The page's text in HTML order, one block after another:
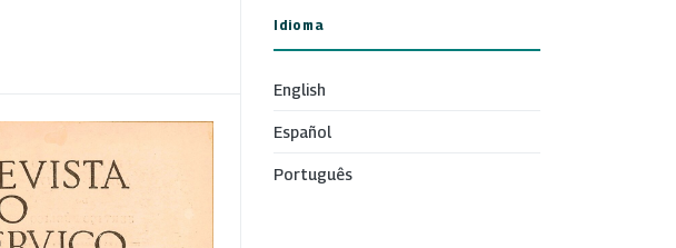
Idioma
English
Español
Português